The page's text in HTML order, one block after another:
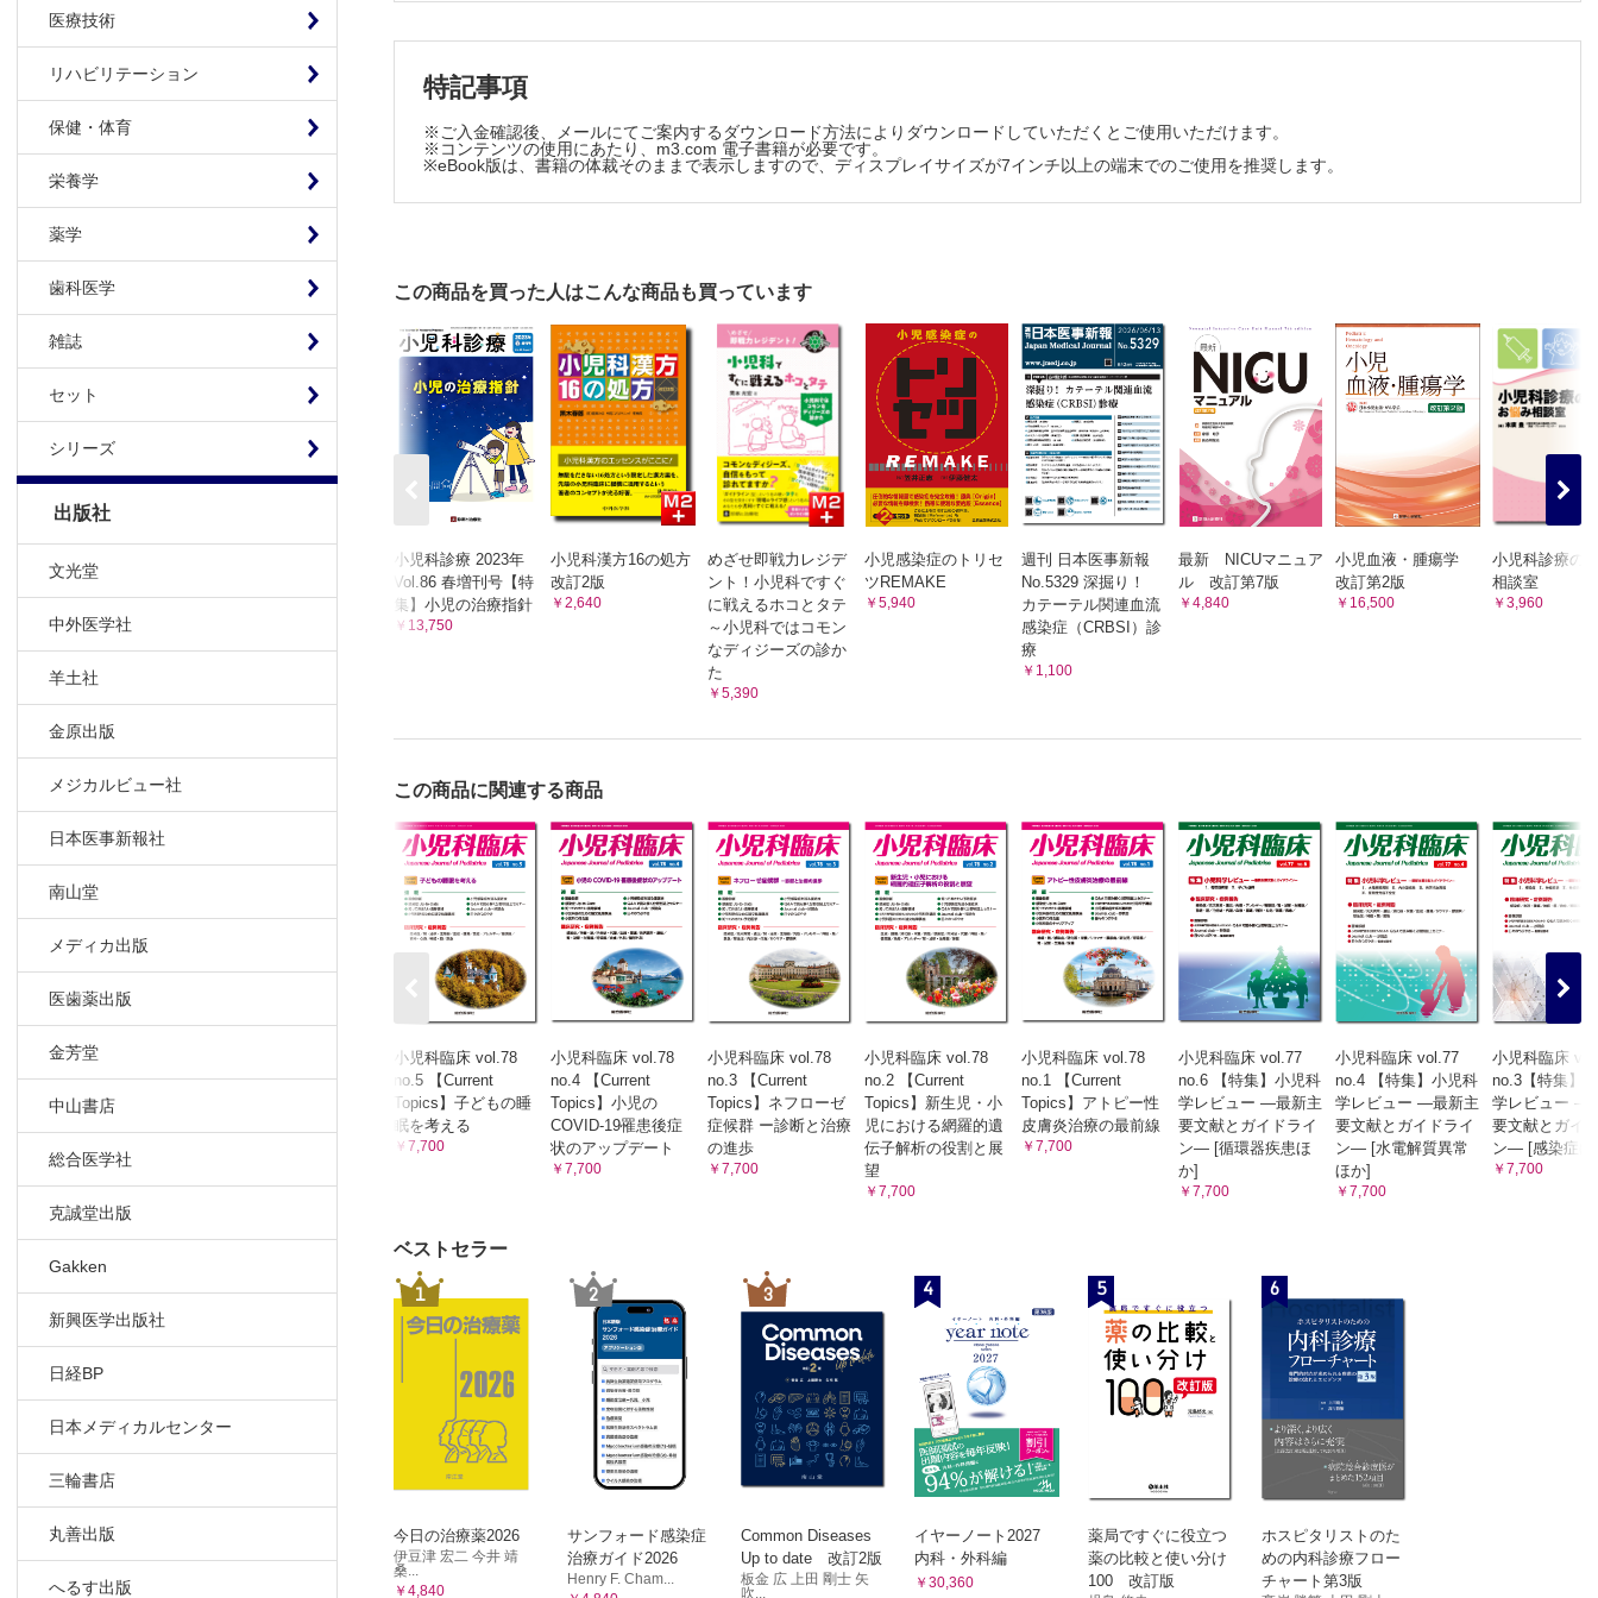
医療技術
リハビリテーション
保健・体育
栄養学
薬学
歯科医学
雑誌
セット
シリーズ
出版社
文光堂
中外医学社
羊土社
金原出版
メジカルビュー社
日本医事新報社
南山堂
メディカ出版
医歯薬出版
金芳堂
中山書店
総合医学社
克誠堂出版
Gakken
新興医学出版社
日経BP
日本メディカルセンター
三輪書店
丸善出版
へるす出版
・蛋白漏出性胃腸症を合併したIgA血管炎の１例
・出生後も甲状腺ホルモン補充が必要となった胎児甲状腺腫性甲状腺機能低下症の1例
血液・腫瘍
・両側腎臓のみに髄外病変を認めた急性単球性白血病の１例
小児科専門医を目指す人のための Q＆Aで読み解く 分野別誌上セミナー
・救急
・先天代謝異常
Journal Club―抄読会（第125回）
日々のつぶやき―傷害制御考（第25回）
特記事項
※ご入金確認後、メールにてご案内するダウンロード方法によりダウンロードしていただくとご使用いただけます。
※コンテンツの使用にあたり、m3.com 電子書籍が必要です。
※eBook版は、書籍の体裁そのままで表示しますので、ディスプレイサイズが7インチ以上の端末でのご使用を推奨します。
この商品を買った人はこんな商品も買っています
小児科診療 2023年
Vol.86 春増刊号【特
集】小児の治療指針
￥13,750
小児科漢方16の処方
改訂2版
￥2,640
めざせ即戦力レジデ
ント！小児科ですぐ
に戦えるホコとタテ
～小児科ではコモン
なディジーズの診か
た
￥5,390
小児感染症のトリセ
ツREMAKE
￥5,940
週刊 日本医事新報
No.5329 深掘り！
カテーテル関連血流
感染症（CRBSI）診
療
￥1,100
最新 NICUマニュア
ル 改訂第7版
￥4,840
小児血液・腫瘍学
改訂第2版
￥16,500
小児科診療の
相談室
￥3,960
この商品に関連する商品
小児科臨床 vol.78
no.5 【Current
Topics】子どもの睡
眠を考える
￥7,700
小児科臨床 vol.78
no.4 【Current
Topics】小児の
COVID-19罹患後症
状のアップデート
￥7,700
小児科臨床 vol.78
no.3 【Current
Topics】ネフローゼ
症候群 ー診断と治療
の進歩
￥7,700
小児科臨床 vol.78
no.2 【Current
Topics】新生児・小
児における網羅的遺
伝子解析の役割と展
望
￥7,700
小児科臨床 vol.78
no.1 【Current
Topics】アトピー性
皮膚炎治療の最前線
￥7,700
小児科臨床 vol.77
no.6 【特集】小児科
学レビュー —最新主
要文献とガイドライ
ン— [循環器疾患ほ
か]
￥7,700
小児科臨床 vol.77
no.4 【特集】小児科
学レビュー —最新主
要文献とガイドライ
ン— [水電解質異常
ほか]
￥7,700
小児科臨床
no.3【特集】
学レビュー —
要文献とガイ
ン— [感染症ほ
￥7,700
ベストセラー
1
今日の治療薬2026
伊豆津 宏二 今井 靖
桑...
￥4,840
2
サンフォード感染症
治療ガイド2026
Henry F. Cham...
3
Common Diseases
Up to date 改訂2版
板金 広 上田 剛士 矢
吹...
4
イヤーノート2027
内科・外科編
￥30,360
5
薬局ですぐに役立つ
薬の比較と使い分け
100 改訂版
6
ホスピタリストのた
めの内科診療フロー
チャート第3版